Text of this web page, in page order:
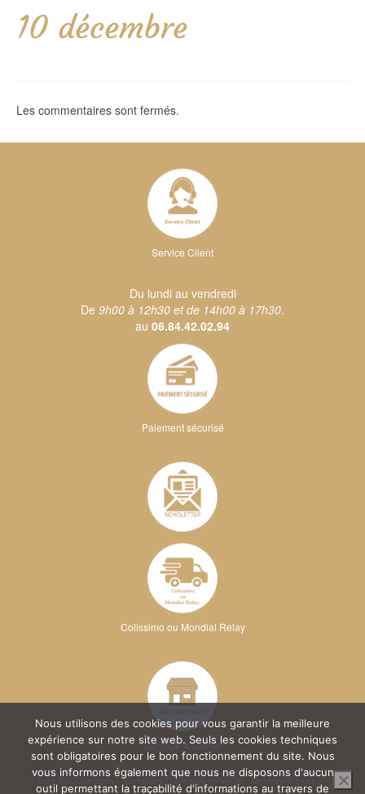
10 décembre
Les commentaires sont fermés.
Service Client
Du lundi au vendredi
De 9h00 à 12h30 et de 14h00 à 17h30.
au 06.84.42.02.94
Paiement sécurisé
Colissimo ou Mondial Relay
Sur RDV à l'atelier
Conditions Générales de Vente Mentions légales
Nous utilisons des cookies pour vous garantir la meilleure
expérience sur notre site web. Seuls les cookies techniques
sont obligatoires pour le bon fonctionnement du site. Nous
vous informons également que nous ne disposons d'aucun
outil permettant la traçabilité d'informations au travers de